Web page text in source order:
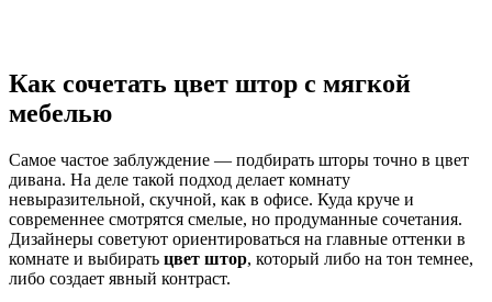
Как сочетать цвет штор с мягкой
мебелью
Самое частое заблуждение — подбирать шторы точно в цвет
дивана. На деле такой подход делает комнату
невыразительной, скучной, как в офисе. Куда круче и
современнее смотрятся смелые, но продуманные сочетания.
Дизайнеры советуют ориентироваться на главные оттенки в
комнате и выбирать цвет штор, который либо на тон темнее,
либо создает явный контраст.